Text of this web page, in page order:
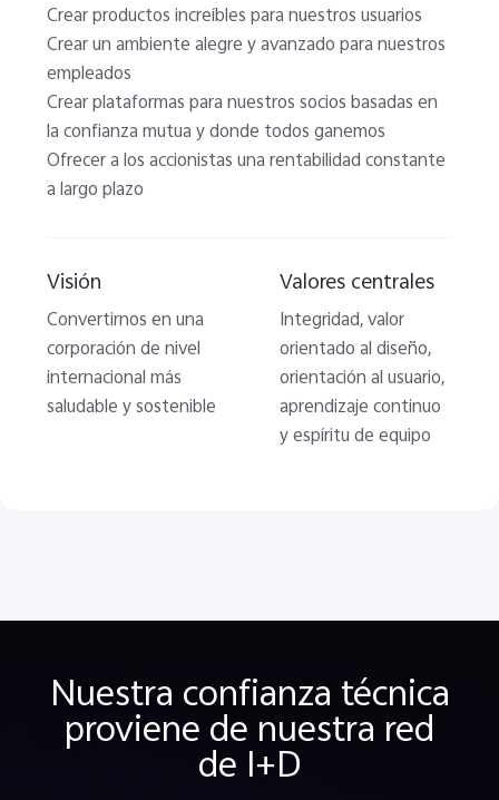
Crear productos increíbles para nuestros usuarios
Crear un ambiente alegre y avanzado para nuestros
empleados
Crear plataformas para nuestros socios basadas en
la confianza mutua y donde todos ganemos
Ofrecer a los accionistas una rentabilidad constante
a largo plazo
Visión
Convertirnos en una
corporación de nivel
internacional más
saludable y sostenible
Valores centrales
Integridad, valor
orientado al diseño,
orientación al usuario,
aprendizaje continuo
y espíritu de equipo
Nuestra confianza técnica
proviene de nuestra red
de I+D